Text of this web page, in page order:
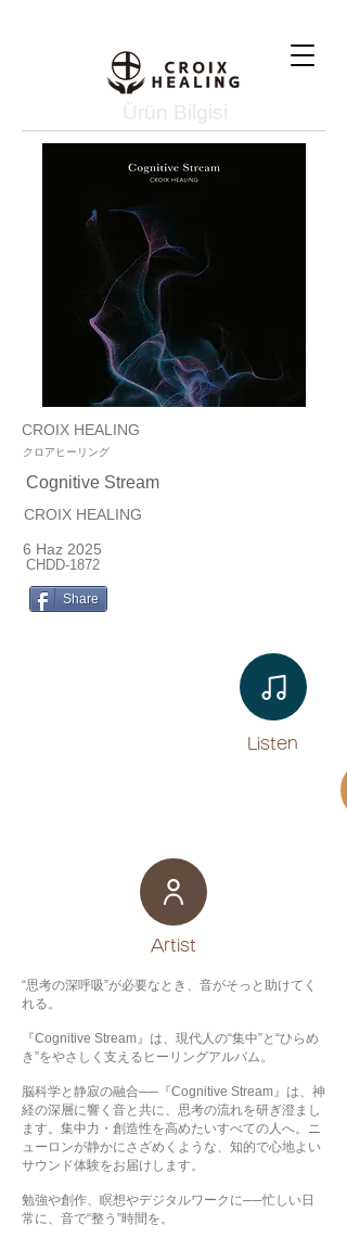
Ürün Bilgisi
CROIX HEALING
クロアヒーリング
Cognitive Stream
CROIX HEALING
6 Haz 2025
CHDD-1872
Share
Listen​
​Artist
“思考の深呼吸”が必要なとき、音がそっと助けてく
れる。
『Cognitive Stream』は、現代人の“集中”と“ひらめ
き”をやさしく支えるヒーリングアルバム。
脳科学と静寂の融合──『Cognitive Stream』は、神
経の深層に響く音と共に、思考の流れを研ぎ澄まし
ます。集中力・創造性を高めたいすべての人へ。ニ
ューロンが静かにさざめくような、知的で心地よい
サウンド体験をお届けします。
勉強や創作、瞑想やデジタルワークに──忙しい日
常に、音で“整う”時間を。